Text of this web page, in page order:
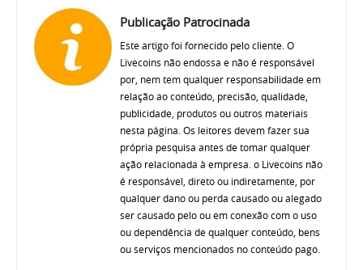
Publicação Patrocinada
Este artigo foi fornecido pelo cliente. O
Livecoins não endossa e não é responsável
por, nem tem qualquer responsabilidade em
relação ao conteúdo, precisão, qualidade,
publicidade, produtos ou outros materiais
nesta página. Os leitores devem fazer sua
própria pesquisa antes de tomar qualquer
ação relacionada à empresa. o Livecoins não
é responsável, direto ou indiretamente, por
qualquer dano ou perda causado ou alegado
ser causado pelo ou em conexão com o uso
ou dependência de qualquer conteúdo, bens
ou serviços mencionados no conteúdo pago.